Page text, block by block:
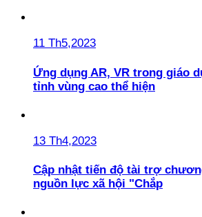
11 Th5,2023
Ứng dụng AR, VR trong giáo
tỉnh vùng cao thể hiện
13 Th4,2023
Cập nhật tiến độ tài trợ
nguồn lực xã hội "Chắp